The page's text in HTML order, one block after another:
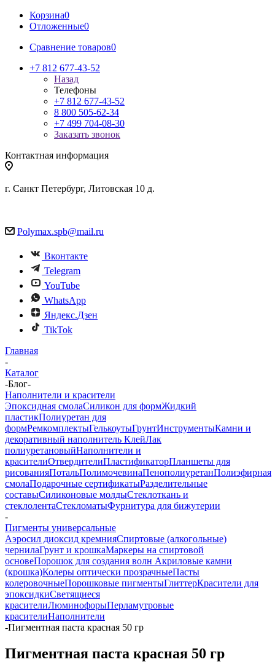
Корзина0
Отложенные0
Сравнение товаров0
+7 812 677-43-52
Назад
Телефоны
+7 812 677-43-52
8 800 505-62-34
+7 499 704-08-30
Заказать звонок
Контактная информация
г. Санкт Петербург, Литовская 10 д.
Polymax.spb@mail.ru
Вконтакте
Telegram
YouTube
WhatsApp
Яндекс.Дзен
TikTok
Главная
-
Каталог
-Блог-
Наполнители и красители
Эпоксидная смолаСиликон для формЖидкий
пластикПолиуретан для
формРемкомплектыГелькоутыГрунтИнструментыКамни и
декоративный наполнитель КлейЛак
полиуретановыйНаполнители и
красителиОтвердителиПластификаторПланшеты для
рисованияПотальПолимочевинаПенополиуретанПолиэфирная
смолаПодарочные сертификатыРазделительные
составыСиликоновые молдыСтеклоткань и
стеклолентаСтекломатыФурнитура для бижутерии
-
Пигменты универсальные
Аэросил диоксид кремнияСпиртовые (алкогольные)
чернилаГрунт и крошкаМаркеры на спиртовой
основеПорошок для создания волн Акриловые камни
(крошка)Колеры оптически прозрачныеПасты
колеровочныеПорошковые пигментыГлиттерКрасители для
эпоксидкиСветящиеся
красителиЛюминофорыПерламутровые
красителиНаполнители
-Пигментная паста красная 50 гр
Пигментная паста красная 50 гр